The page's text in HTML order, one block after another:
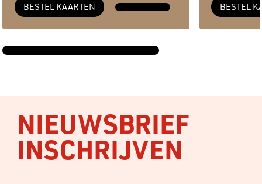
BESTEL KAARTEN MEER INFO → BESTEL
BEKIJK DE VOLLEDIGE AGENDA →
NIEUWSBRIEF
INSCHRIJVEN